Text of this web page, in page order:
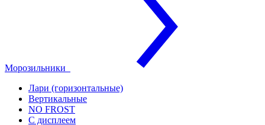
Морозильники
Лари (горизонтальные)
Вертикальные
NO FROST
С дисплеем